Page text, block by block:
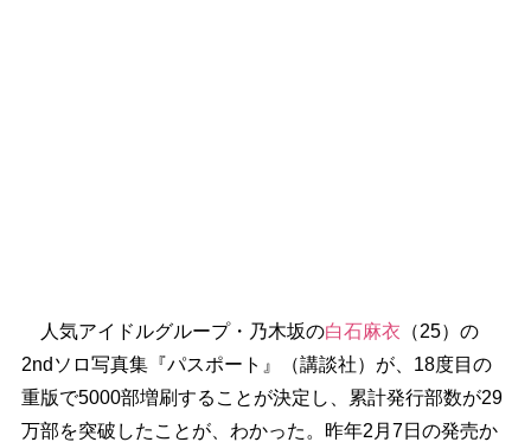
人気アイドルグループ・乃木坂の白石麻衣 （25）の
2ndソロ写真集『パスポート』（講談社）が、18度目の
重版で5000部増刷することが決定し、累計発行部数が29
万部を突破したことが、わかった。昨年2月7日の発売か